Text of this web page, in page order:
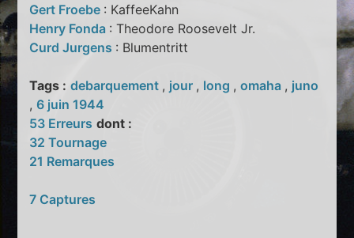
Gert Froebe : KaffeeKahn
Henry Fonda : Theodore Roosevelt Jr.
Curd Jurgens : Blumentritt
Tags : debarquement , jour , long ,omaha , juno
,6 juin 1944
53 Erreurs dont :
32 Tournage
21 Remarques
7 Captures